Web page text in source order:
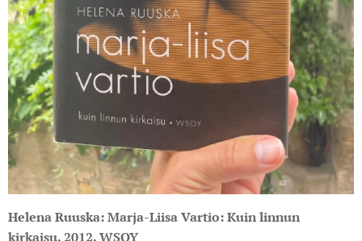
HelenaRuuska: Marja-Liisa Vartio: Kuin linnun
kirkaisu. 2012. WSOY